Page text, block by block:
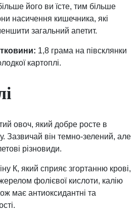
його ви їсте, тим більше
насичення кишечника, які
загальний апетит.
1,8 грама на півсклянки
картоплі.
овоч, який добре росте в
Зазвичай він темно-зелений, але
різновиди.
К, який сприяє згортанню крові,
фолієвої кислоти, калію
має антиоксидантні та